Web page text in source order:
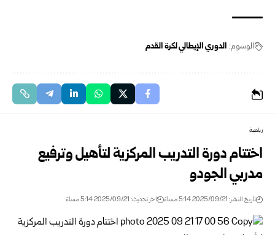
الوسوم: الدوري الإيطالي لكرة القدم
رياضة
اختتام دورة التدريب المركزية لتأهيل وترفيع
مدربي الجودو
تاريخ النشر: 2025/09/21 5:14 مساءً اخر تحديث: 2025/09/21 5:14 مساءً